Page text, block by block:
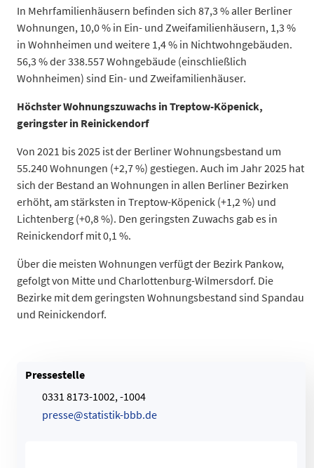
Datentabelle: Fortschreibung basierend auf den endgültigen
2022
2.028.467
2023
2.043.583
2024
2.058.666
2025
2.069.432
In Mehrfamilienhäusern befinden sich 87,3 % aller Berliner
Wohnungen, 10,0 % in Ein- und Zweifamilienhäusern, 1,3 %
in Wohnheimen und weitere 1,4 % in Nichtwohngebäuden.
56,3 % der 338.557 Wohngebäude (einschließlich
Wohnheimen) sind Ein- und Zweifamilienhäuser.
Höchster Wohnungszuwachs in Treptow-Köpenick,
geringster in Reinickendorf
Von 2021 bis 2025 ist der Berliner Wohnungsbestand um
55.240 Wohnungen (+2,7 %) gestiegen. Auch im Jahr 2025 hat
sich der Bestand an Wohnungen in allen Berliner Bezirken
erhöht, am stärksten in Treptow-Köpenick (+1,2 %) und
Lichtenberg (+0,8 %). Den geringsten Zuwachs gab es in
Reinickendorf mit 0,1 %.
Über die meisten Wohnungen verfügt der Bezirk Pankow,
gefolgt von Mitte und Charlottenburg-Wilmersdorf. Die
Bezirke mit dem geringsten Wohnungsbestand sind Spandau
und Reinickendorf.
Pressestelle
0331 8173-1002, -1004
presse@statistik-bbb.de